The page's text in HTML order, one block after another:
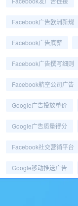
Facebook广告欧洲新规
Facebook广告底薪
Facebook广告撰写细则
Facebook航空公司广告
Google广告投放单价
Google广告质量得分
Facebook社交营销平台
Google移动推送广告